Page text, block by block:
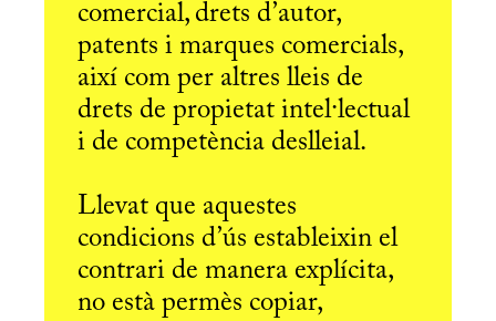
comercial, drets d’autor,
patents i marques comercials,
així com per altres lleis de
drets de propietat intel·lectual
i de competència deslleial.
Llevat que aquestes
condicions d’ús estableixin el
contrari de manera explícita,
no està permès copiar,